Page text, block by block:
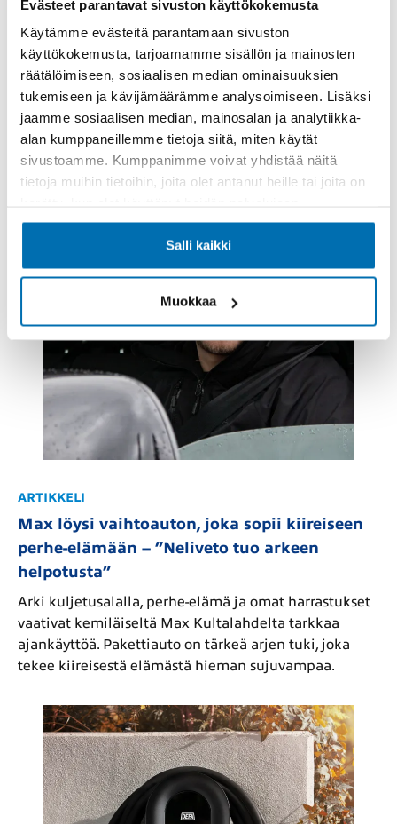
Evästeet parantavat sivuston käyttökokemusta
Käytämme evästeitä parantamaan sivuston
käyttökokemusta, tarjoamamme sisällön ja mainosten
räätälöimiseen, sosiaalisen median ominaisuuksien
tukemiseen ja kävijämäärämme analysoimiseen. Lisäksi
jaamme sosiaalisen median, mainosalan ja analytiikka-
alan kumppaneillemme tietoja siitä, miten käytät
sivustoamme. Kumppanimme voivat yhdistää näitä
tietoja muihin tietoihin, joita olet antanut heille tai joita on
Salli kaikki
Muokkaa
ARTIKKELI
Pörhö parantaa rengashotellin palvelua
Hotellirenkaat pestään ja tarkistetaan niiden kunto
ARTIKKELI
Max löysi vaihtoauton, joka sopii kiireiseen
perhe-elämään – ”Neliveto tuo arkeen
helpotusta”
Arki kuljetusalalla, perhe-elämä ja omat harrastukset
vaativat kemiläiseltä Max Kultalahdelta tarkkaa
ajankäyttöä. Pakettiauto on tärkeä arjen tuki, joka
tekee kiireisestä elämästä hieman sujuvampaa.